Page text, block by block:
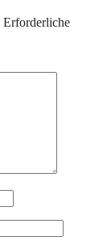
Erforderliche